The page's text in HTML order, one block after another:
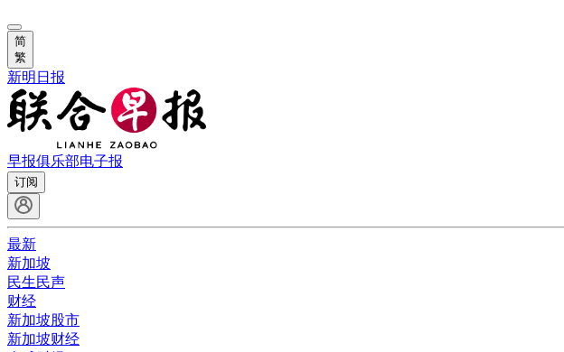
简
繁
新明日报
早报俱乐部电子报
订阅
最新
新加坡
民生民声
财经
新加坡股市
新加坡财经